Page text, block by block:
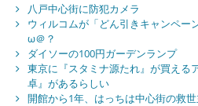
八戸中心街に防犯カメラ
ウィルコムが「どん引きキャンペー
ω＠？
ダイソーの100円ガーデンランプ
東京に『スタミナ源たれ』が買える
卓』があるらしい
開館から1年、はっちは中心街の救